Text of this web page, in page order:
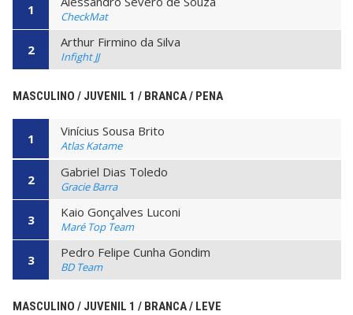
1 CheckMat
2 Arthur Firmino da Silva
Infight JJ
MASCULINO / JUVENIL 1 / BRANCA / PENA
1 Vinícius Sousa Brito
Atlas Katame
2 Gabriel Dias Toledo
Gracie Barra
3 Kaio Gonçalves Luconi
Maré Top Team
3 Pedro Felipe Cunha Gondim
BD Team
MASCULINO / JUVENIL 1 / BRANCA / LEVE